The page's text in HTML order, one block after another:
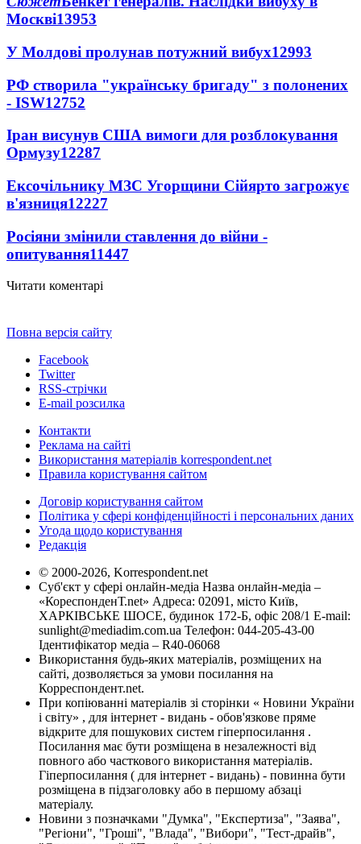
Москві13953
У Молдові пролунав потужний вибух12993
РФ створила "українську бригаду" з полонених
- ISW12752
Іран висунув США вимоги для розблокування
Ормузу12287
Ексочільнику МЗС Угорщини Сійярто загрожує
в'язниця12227
Росіяни змінили ставлення до війни -
опитування11447
Читати коментарі
Повна версія сайту
Facebook
Twitter
RSS-стрічки
E-mail розсилка
Контакти
Реклама на сайті
Використання матеріалів korrespondent.net
Правила користування сайтом
Договір користування сайтом
Політика у сфері конфіденційності і персональних даних
Угода щодо користування
Редакція
© 2000-2026, Korrespondent.net
Суб'єкт у сфері онлайн-медіа Назва онлайн-медіа –
«КореспонденТ.net» Адреса: 02091, місто Київ,
ХАРКІВСЬКЕ ШОСЕ, будинок 172-Б, офіс 208/1 E-mail:
sunlight@mediadim.com.ua Телефон: 044-205-43-00
Ідентифікатор медіа – R40-06068
Використання будь-яких матеріалів, розміщених на
сайті, дозволяється за умови посилання на
Корреспондент.net.
При копіюванні матеріалів зі сторінки « Новини України
і світу» , для інтернет - видань - обов'язкове пряме
відкрите для пошукових систем гіперпосилання .
Посилання має бути розміщена в незалежності від
повного або часткового використання матеріалів.
Гіперпосилання ( для інтернет - видань) - повинна бути
розміщена в підзаголовку або в першому абзаці
матеріалу.
Новини з позначками "Думка", "Експертиза", "Заява",
"Регіони", "Гроші", "Влада", "Вибори", "Тест-драйв",